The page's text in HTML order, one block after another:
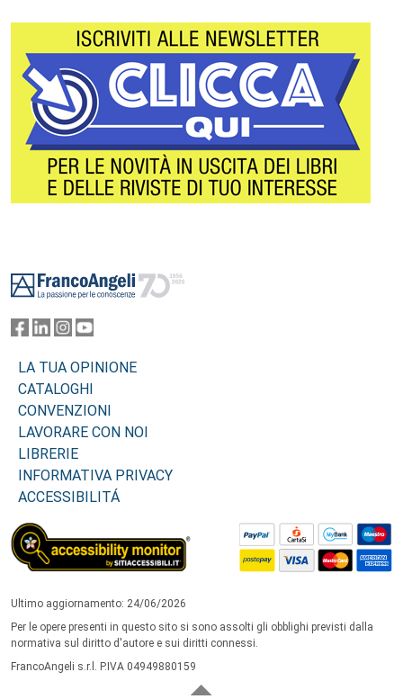
LA TUA OPINIONE
CATALOGHI
CONVENZIONI
LAVORARE CON NOI
LIBRERIE
INFORMATIVA PRIVACY
ACCESSIBILITÁ
Ultimo aggiornamento: 24/06/2026
Per le opere presenti in questo sito si sono assolti gli obblighi previsti dalla
normativa sul diritto d'autore e sui diritti connessi.
FrancoAngeli s.r.l. P.IVA 04949880159